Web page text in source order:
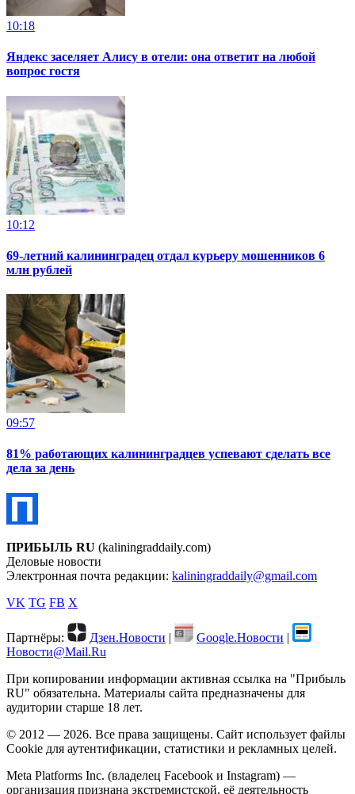
10:18
Яндекс заселяет Алису в отели: она ответит на любой
вопрос гостя
10:12
69-летний калининградец отдал курьеру мошенников 6
млн рублей
09:57
81% работающих калининградцев успевают сделать все
дела за день
ПРИБЫЛЬ RU (kaliningraddaily.com)
Деловые новости
Электронная почта редакции: kaliningraddaily@gmail.com
VK TG FB X
Партнёры: Дзен.Новости | Google.Новости |
Новости@Mail.Ru
При копировании информации активная ссылка на "Прибыль
RU" обязательна. Материалы сайта предназначены для
аудитории старше 18 лет.
© 2012 — 2026. Все права защищены. Сайт использует файлы
Cookie для аутентификации, статистики и рекламных целей.
Meta Platforms Inc. (владелец Facebook и Instagram) —
организация признана экстремистской, её деятельность